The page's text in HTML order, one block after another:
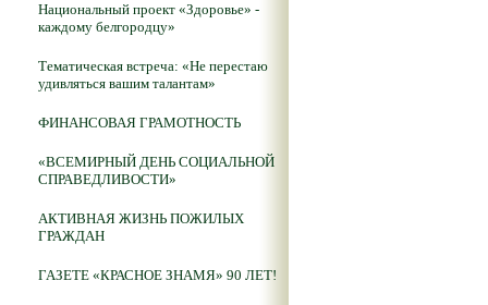
Национальный проект «Здоровье» -
каждому белгородцу»
Тематическая встреча: «Не перестаю
удивляться вашим талантам»
ФИНАНСОВАЯ ГРАМОТНОСТЬ
«ВСЕМИРНЫЙ ДЕНЬ СОЦИАЛЬНОЙ
СПРАВЕДЛИВОСТИ»
АКТИВНАЯ ЖИЗНЬ ПОЖИЛЫХ
ГРАЖДАН
ГАЗЕТЕ «КРАСНОЕ ЗНАМЯ» 90 ЛЕТ!